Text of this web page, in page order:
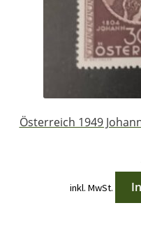
Österreich 1949
inkl. MwSt.